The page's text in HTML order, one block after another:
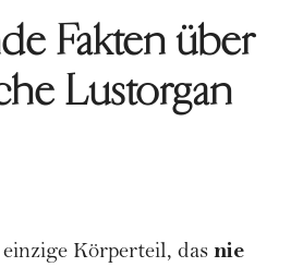
Fakten über
Lustorgan
Körperteil, das nie